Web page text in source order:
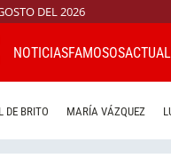
DEL 2026
NOTICIASFAMOSOS
DE BRITO MARÍA VÁZQUEZ